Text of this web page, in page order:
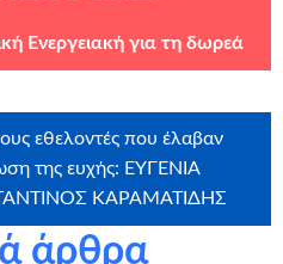
Ενεργειακήγια τη δωρεά
εθελοντές που έλαβαν
της ευχής: ΕΥΓΕΝΙΑ
ΚΑΡΑΜΑΤΙΔΗΣ
άρθρα